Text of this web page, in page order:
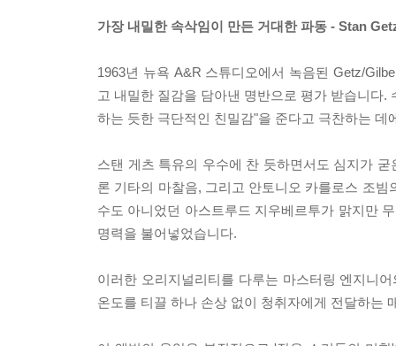
가장 내밀한 속삭임이 만든 거대한 파동 - Stan
1963년 뉴욕 A&R 스튜디오에서 녹음된 Getz/
고 내밀한 질감을 담아낸 명반으로 평가 받습니다
하는 듯한 극단적인 친밀감"을 준다고 극찬하는 데
스탠 게츠 특유의 우수에 찬 듯하면서도 심지가
론 기타의 마찰음, 그리고 안토니오 카를로스 조
수도 아니었던 아스트루드 지우베르투가 맑지만
명력을 불어넣었습니다.
이러한 오리지널리티를 다루는 마스터링 엔지니
온도를 티끌 하나 손상 없이 청취자에게 전달하는